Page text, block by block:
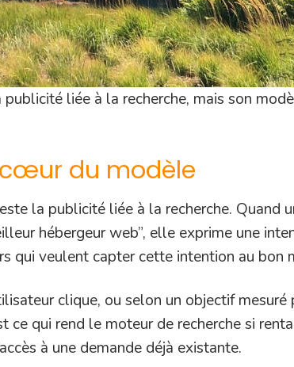
liée à la recherche, mais son
cœur du modèle
la publicité liée à la recherche. Quand
hébergeur web”, elle exprime une
qui veulent capter cette intention au bon
clique, ou selon un objectif
ce qui rend le moteur de recherche si
à une demande déjà existante.